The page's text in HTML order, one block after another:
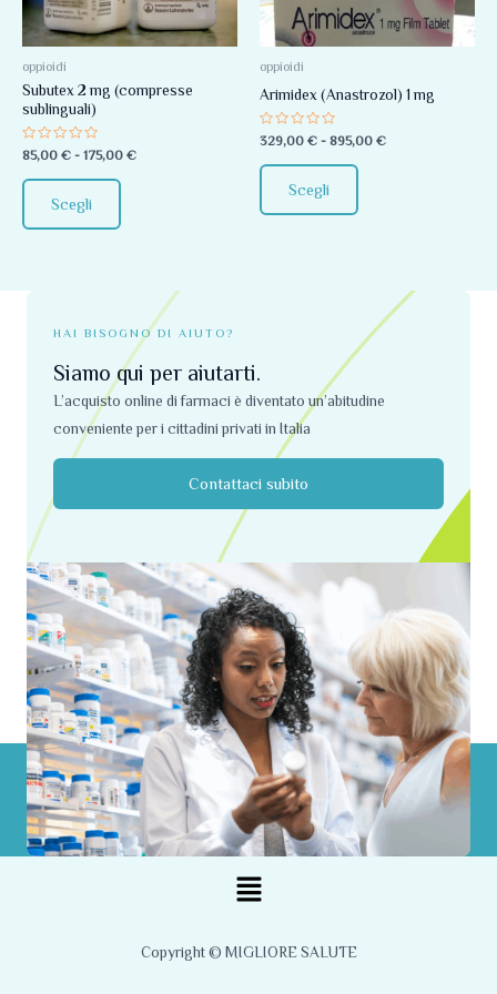
oppioidi
Subutex 2 mg (compresse
sublinguali)
Valutato
0
su
5
85,00 € - 175,00 €
Scegli
varianti.
Le
possono
scelte
del
oppioidi
Arimidex (Anastrozol) 1 mg
Valutato
0
su
5
329,00 € - 895,00 €
Scegli
varianti.
Le
possono
scelte
nella
HAI BISOGNO DI AIUTO?
Siamo qui per aiutarti.
L’acquisto online di farmaci è diventato un’abitudine
conveniente per i cittadini privati ​​in Italia
Contattaci subito
Menu
Copyright © MIGLIORE SALUTE